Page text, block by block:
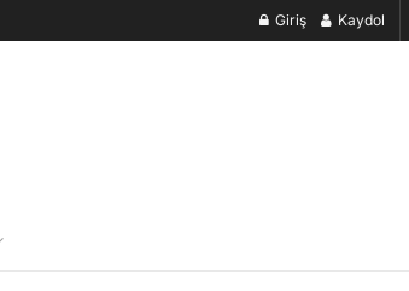
Giriş Kaydol